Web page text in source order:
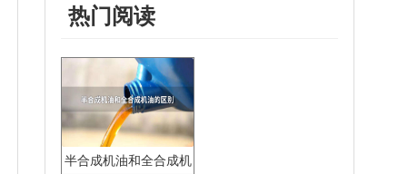
热门阅读
半合成机油和全合成机